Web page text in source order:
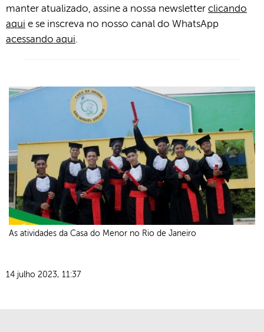
manter atualizado, assine a nossa newsletter clicando
aqui e se inscreva no nosso canal do WhatsApp
acessando aqui.
Photogallery
As atividades da Casa do Menor no Rio de Janeiro
14 julho 2023, 11:37